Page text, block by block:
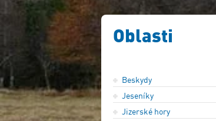
Oblasti
Beskydy
Jeseníky
Jizerské hory